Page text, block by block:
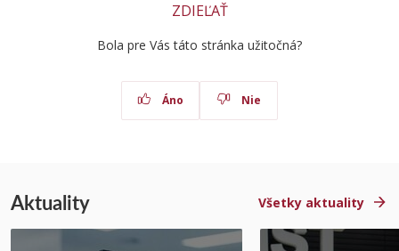
ZDIEĽAŤ
Bola pre Vás táto stránka užitočná?
Áno Nie
Aktuality Všetky aktuality